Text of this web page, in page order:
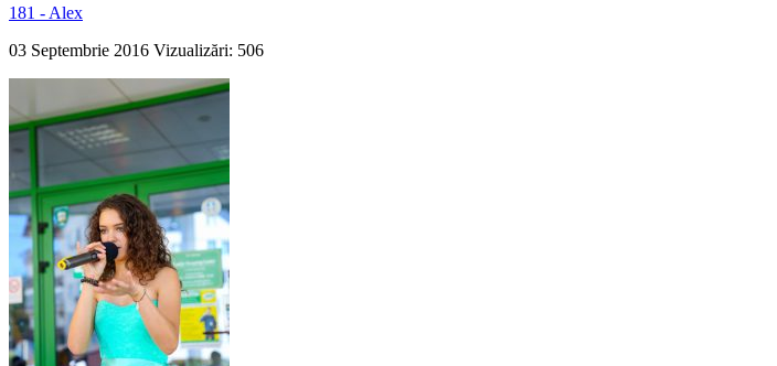
181 - Alex
03 Septembrie 2016 Vizualizări: 506